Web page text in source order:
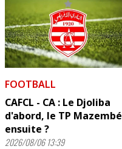
FOOTBALL
CAFCL - CA : Le Djoliba
d'abord, le TP Mazembé
ensuite ?
2026/08/06 13:39